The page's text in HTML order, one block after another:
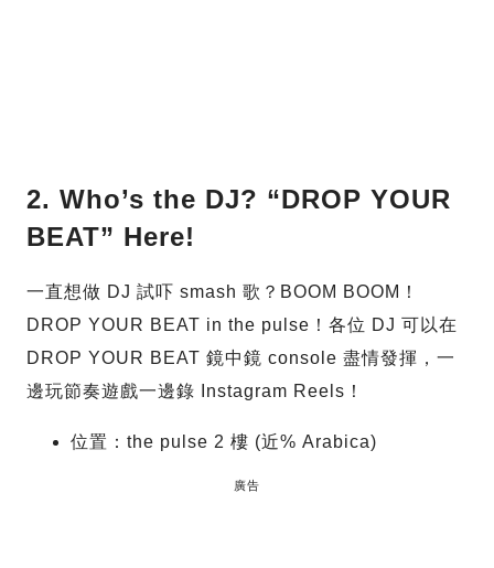
2. Who’s the DJ? “DROP YOUR
BEAT” Here!
一直想做 DJ 試吓 smash 歌？BOOM BOOM！
DROP YOUR BEAT in the pulse！各位 DJ 可以在
DROP YOUR BEAT 鏡中鏡 console 盡情發揮，一
邊玩節奏遊戲一邊錄 Instagram Reels！
位置：the pulse 2 樓 (近% Arabica)
廣告